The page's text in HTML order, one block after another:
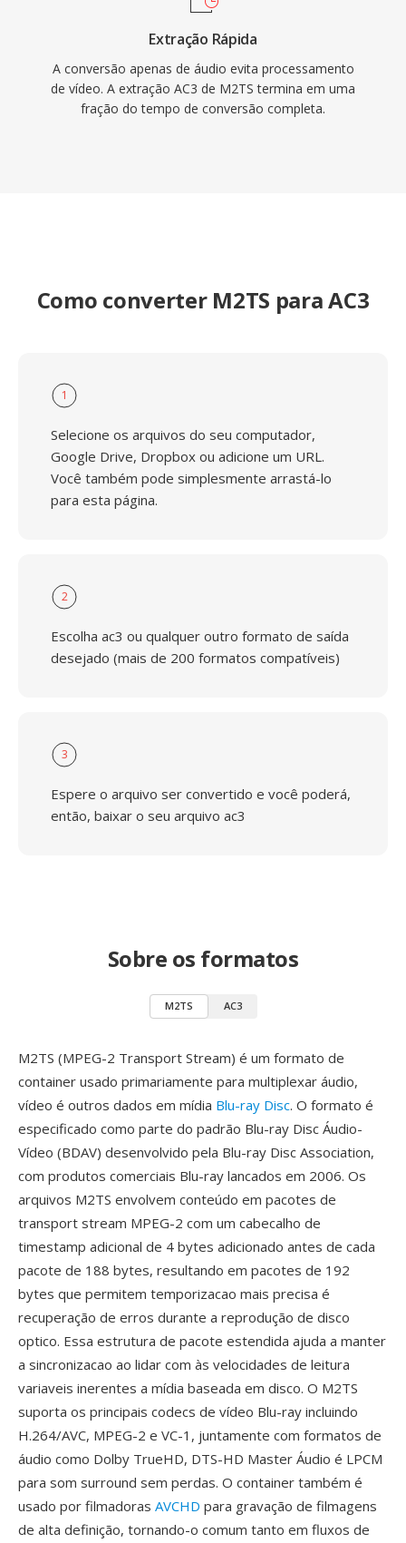
Extração Rápida
A conversão apenas de áudio evita processamento
de vídeo. A extração AC3 de M2TS termina em uma
fração do tempo de conversão completa.
Como converter M2TS para AC3
1
Selecione os arquivos do seu computador,
Google Drive, Dropbox ou adicione um URL.
Você também pode simplesmente arrastá-lo
para esta página.
2
Escolha ac3 ou qualquer outro formato de saída
desejado (mais de 200 formatos compatíveis)
3
Espere o arquivo ser convertido e você poderá,
então, baixar o seu arquivo ac3
Sobre os formatos
M2TS AC3
M2TS (MPEG-2 Transport Stream) é um formato de
container usado primariamente para multiplexar áudio,
vídeo é outros dados em mídia Blu-ray Disc. O formato é
especificado como parte do padrão Blu-ray Disc Áudio-
Vídeo (BDAV) desenvolvido pela Blu-ray Disc Association,
com produtos comerciais Blu-ray lancados em 2006. Os
arquivos M2TS envolvem conteúdo em pacotes de
transport stream MPEG-2 com um cabecalho de
timestamp adicional de 4 bytes adicionado antes de cada
pacote de 188 bytes, resultando em pacotes de 192
bytes que permitem temporizacao mais precisa é
recuperação de erros durante a reprodução de disco
optico. Essa estrutura de pacote estendida ajuda a manter
a sincronizacao ao lidar com às velocidades de leitura
variaveis inerentes a mídia baseada em disco. O M2TS
suporta os principais codecs de vídeo Blu-ray incluindo
H.264/AVC, MPEG-2 e VC-1, juntamente com formatos de
áudio como Dolby TrueHD, DTS-HD Master Áudio é LPCM
para som surround sem perdas. O container também é
usado por filmadoras AVCHD para gravação de filmagens
de alta definição, tornando-o comum tanto em fluxos de